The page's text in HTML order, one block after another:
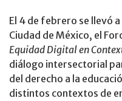
El 4 de febrero se llevó a
Ciudad de México, el
Equidad Digital en
diálogo intersectorial
del derecho a la
distintos contextos de